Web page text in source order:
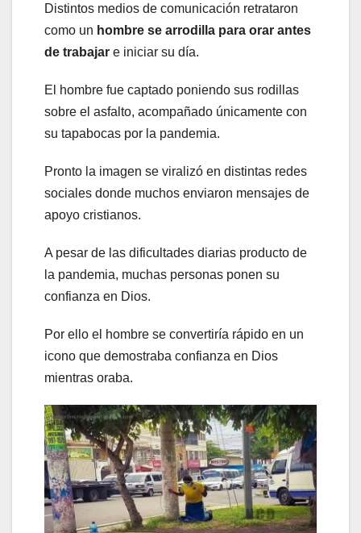
Distintos medios de comunicación retrataron
como un hombre se arrodilla para orar antes
de trabajar e iniciar su día.
El hombre fue captado poniendo sus rodillas
sobre el asfalto, acompañado únicamente con
su tapabocas por la pandemia.
Pronto la imagen se viralizó en distintas redes
sociales donde muchos enviaron mensajes de
apoyo cristianos.
A pesar de las dificultades diarias producto de
la pandemia, muchas personas ponen su
confianza en Dios.
Por ello el hombre se convertiría rápido en un
icono que demostraba confianza en Dios
mientras oraba.